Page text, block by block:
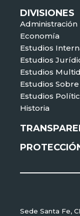
DIVISIONES
Administración
Economía
Estudios
Estudios
Estudios
Estudios
Estudios
Historia
Sede Santa Fe,